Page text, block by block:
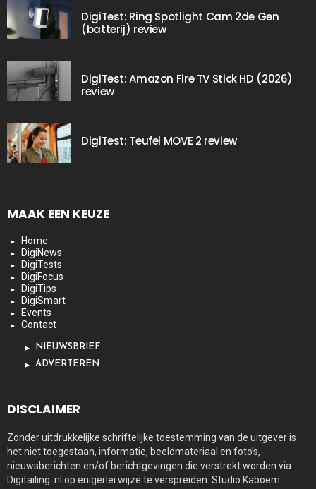
DigiTest: Ring Spotlight Cam 2de Gen
(batterij) review
DigiTest: Amazon Fire TV Stick HD (2026)
review
DigiTest: Teufel MOVE 2 review
MAAK EEN KEUZE
Home
DigiNews
DigiTests
DigiFocus
DigiTips
DigiSmart
Events
Contact
NIEUWSBRIEF
ADVERTEREN
DISCLAIMER
Zonder uitdrukkelijke schriftelijke toestemming van de uitgever is
het niet toegestaan, informatie, beeldmateriaal en foto’s,
nieuwsberichten en/of berichtgevingen die verstrekt worden via
Digitailing. nl op enigerlei wijze te verspreiden. Studio Kaboem